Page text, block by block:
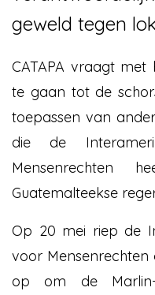
geweld tegen
CATAPA vraagt
te gaan tot de
toepassen van
die de
Mensenrechten
Guatemalteekse
Op 20 mei riep de
voor Mensenrechten
op om de